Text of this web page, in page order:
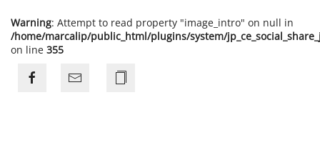
Warning: Attempt to read property "image_intro" on null in
/home/marcalip/public_html/plugins/system/
on line 355